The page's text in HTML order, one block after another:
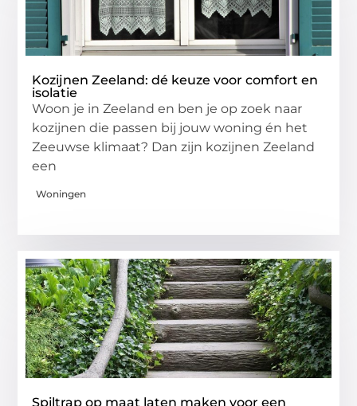
Kozijnen Zeeland: dé keuze voor comfort en
isolatie
Woon je in Zeeland en ben je op zoek naar
kozijnen die passen bij jouw woning én het
Zeeuwse klimaat? Dan zijn kozijnen Zeeland
een
Woningen
Spiltrap op maat laten maken voor een